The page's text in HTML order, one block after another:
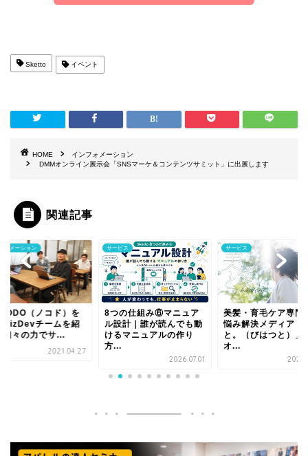
Sketto イベント
HOME
インフォメーション
DMMオンライン展示会「SNSマーケ＆コンテンツサミット」に出展します
関連記事
ォメーション
（ノコド）を
BizDevチームを紹
個々の力でサ...
2021.04.27
サービス
8つの仕組み⑥マニュア
ル設計｜誰が読んでも動
けるマニュアルの作り
方...
2026.07.01
サービス
美髪・育毛ケア専門
悩み解決メディア「
と。（びはつと）」
オ...